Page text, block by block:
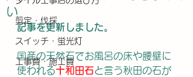
剪定・伐採
スイッチ・蛍光灯
工事費・施工費
い
記事を更新しました。
国産の天然石でお風呂の床や腰壁に
使われる十和田石と言う秋田の石が